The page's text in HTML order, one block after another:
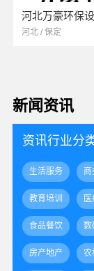
河北 / 保定
新闻资讯
资讯行业分
生活服务 商
教育培训
食品餐饮 数
房产地产 农